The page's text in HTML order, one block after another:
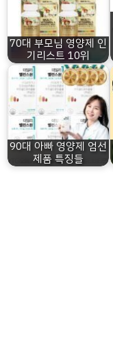
70대 부모님 영양제 인
기리스트 10위
90대 아빠 영양제 엄선
제품 특징들